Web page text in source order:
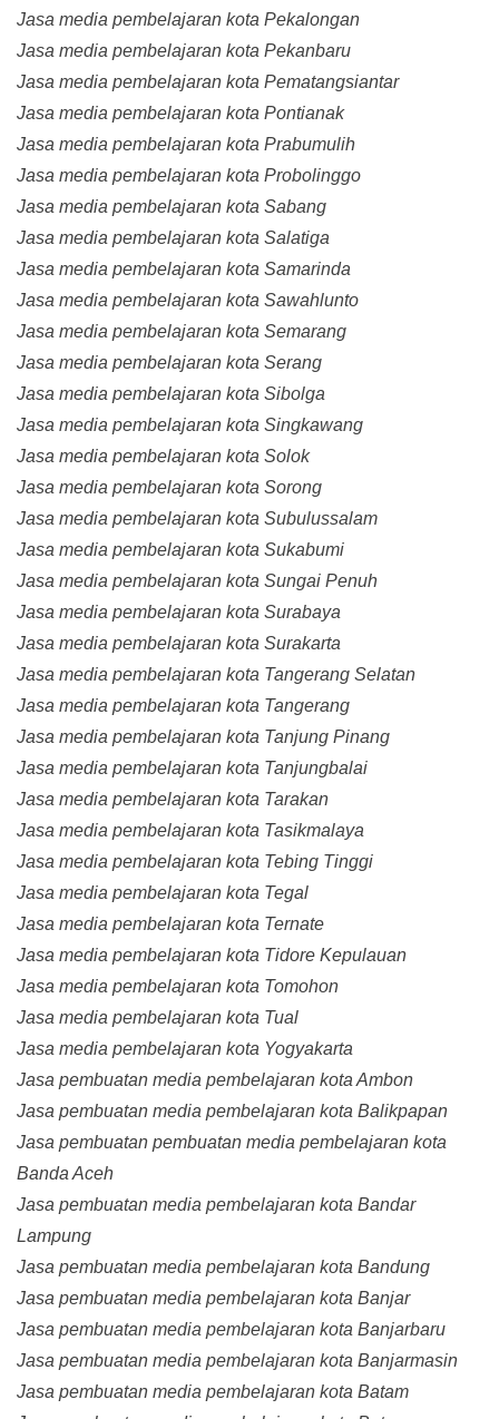
Jasa media pembelajaran kota Pekalongan
Jasa media pembelajaran kota Pekanbaru
Jasa media pembelajaran kota Pematangsiantar
Jasa media pembelajaran kota Pontianak
Jasa media pembelajaran kota Prabumulih
Jasa media pembelajaran kota Probolinggo
Jasa media pembelajaran kota Sabang
Jasa media pembelajaran kota Salatiga
Jasa media pembelajaran kota Samarinda
Jasa media pembelajaran kota Sawahlunto
Jasa media pembelajaran kota Semarang
Jasa media pembelajaran kota Serang
Jasa media pembelajaran kota Sibolga
Jasa media pembelajaran kota Singkawang
Jasa media pembelajaran kota Solok
Jasa media pembelajaran kota Sorong
Jasa media pembelajaran kota Subulussalam
Jasa media pembelajaran kota Sukabumi
Jasa media pembelajaran kota Sungai Penuh
Jasa media pembelajaran kota Surabaya
Jasa media pembelajaran kota Surakarta
Jasa media pembelajaran kota Tangerang Selatan
Jasa media pembelajaran kota Tangerang
Jasa media pembelajaran kota Tanjung Pinang
Jasa media pembelajaran kota Tanjungbalai
Jasa media pembelajaran kota Tarakan
Jasa media pembelajaran kota Tasikmalaya
Jasa media pembelajaran kota Tebing Tinggi
Jasa media pembelajaran kota Tegal
Jasa media pembelajaran kota Ternate
Jasa media pembelajaran kota Tidore Kepulauan
Jasa media pembelajaran kota Tomohon
Jasa media pembelajaran kota Tual
Jasa media pembelajaran kota Yogyakarta
Jasa pembuatan media pembelajaran kota Ambon
Jasa pembuatan media pembelajaran kota Balikpapan
Jasa pembuatan pembuatan media pembelajaran kota
Banda Aceh
Jasa pembuatan media pembelajaran kota Bandar
Lampung
Jasa pembuatan media pembelajaran kota Bandung
Jasa pembuatan media pembelajaran kota Banjar
Jasa pembuatan media pembelajaran kota Banjarbaru
Jasa pembuatan media pembelajaran kota Banjarmasin
Jasa pembuatan media pembelajaran kota Batam